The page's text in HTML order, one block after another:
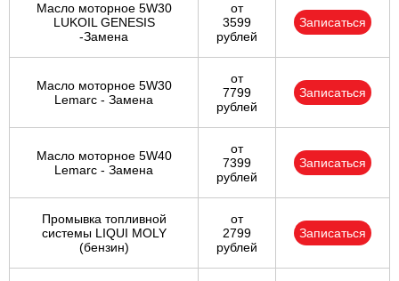
Масло моторное 5W30
LUKOIL GENESIS
-Замена
от
3599
рублей
Записаться
Масло моторное 5W30
Lemarc - Замена
от
7799
рублей
Записаться
Масло моторное 5W40
Lemarc - Замена
от
7399
рублей
Записаться
Промывка топливной
системы LIQUI MOLY
(бензин)
от
2799
рублей
Записаться